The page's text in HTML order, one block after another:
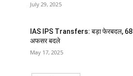
July 29, 2025
IAS IPS Transfers: बड़ा फेरबदल, 68
अफसर बदले
May 17, 2025